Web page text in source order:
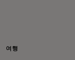
여행